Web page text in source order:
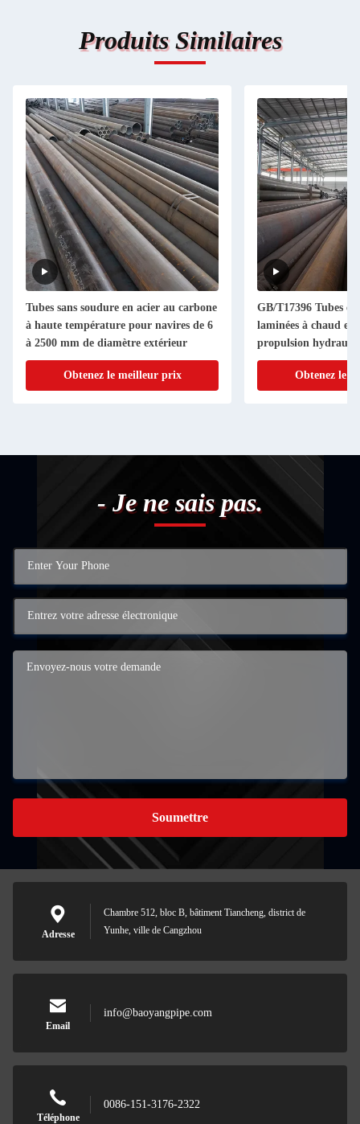
Produits Similaires
Tubes sans soudure en acier au carbone
à haute température pour navires de 6
à 2500 mm de diamètre extérieur
Obtenez le meilleur prix
GB/T17396 Tubes
laminées à chaud
propulsion
Obtenez le
- Je ne sais pas.
Soumettre
Adresse
Chambre 512, bloc B, bâtiment Tiancheng, district de
Yunhe, ville de Cangzhou
Email
info@baoyangpipe.com
Téléphone
0086-151-3176-2322